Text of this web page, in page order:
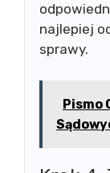
najlepiej
sprawy.
Pismo